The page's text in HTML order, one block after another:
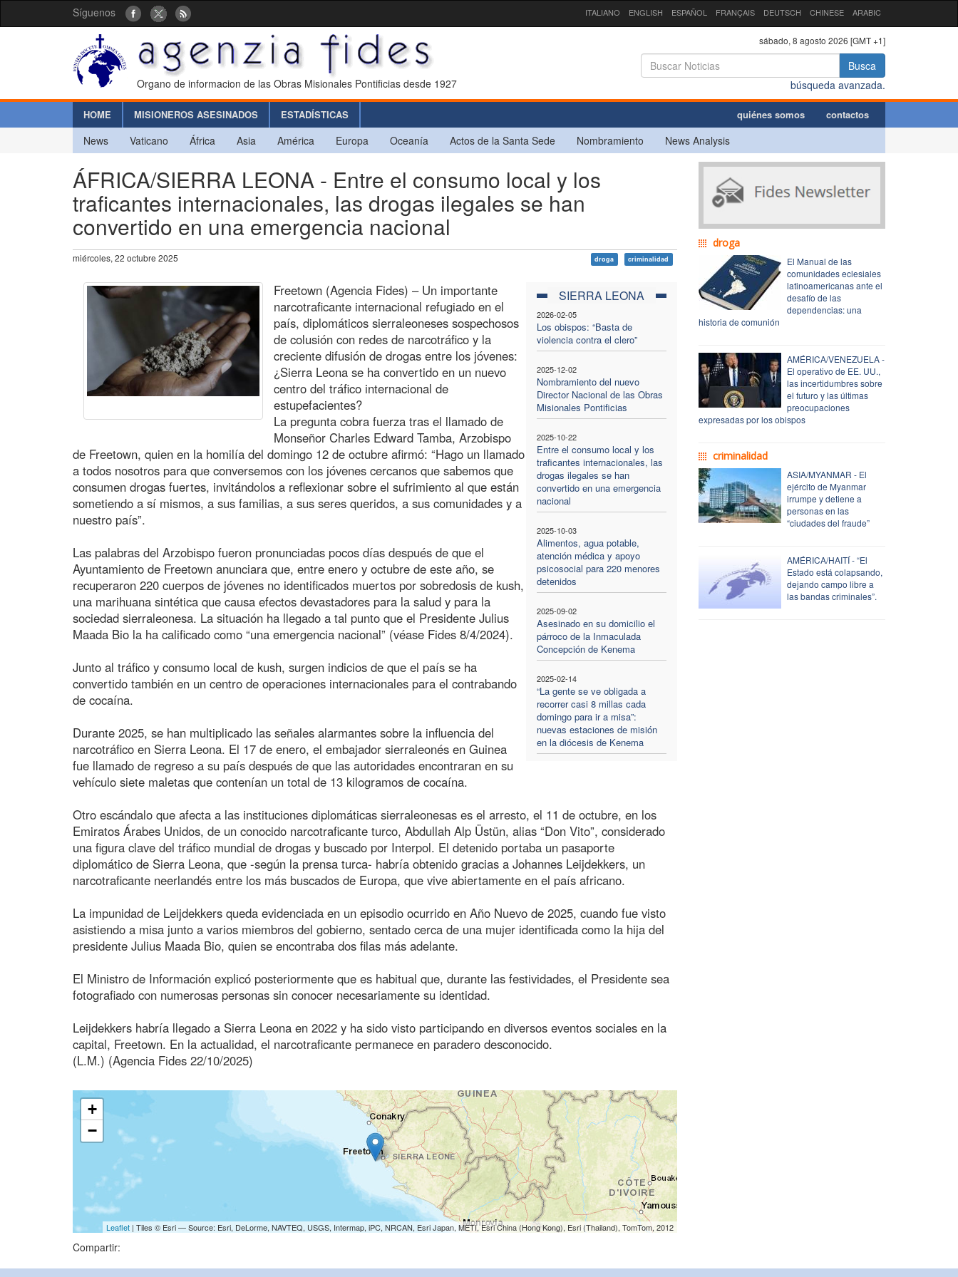
Síguenos ITALIANO ENGLISH ESPAÑOL FRANÇAIS DEUTSCH CHINESE ARABIC
Organo de informacion de las Obras Misionales Pontificias desde 1927
sábado, 8 agosto 2026 [GMT +1]
Busca
búsqueda avanzada.
HOME MISIONEROS ASESINADOS ESTADÍSTICAS quiénes somos contactos
News Vaticano África Asia América Europa Oceanía Actos de la Santa Sede Nombramiento News Analysis
ÁFRICA/SIERRA LEONA - Entre el consumo local y los
traficantes internacionales, las drogas ilegales se han
convertido en una emergencia nacional
miércoles, 22 octubre 2025 droga criminalidad
SIERRA LEONA
2026-02-05
Los obispos: “Basta de
violencia contra el clero”
2025-12-02
Nombramiento del nuevo
Director Nacional de las Obras
Misionales Pontificias
2025-10-22
Entre el consumo local y los
traficantes internacionales, las
drogas ilegales se han
convertido en una emergencia
nacional
2025-10-03
Alimentos, agua potable,
atención médica y apoyo
psicosocial para 220 menores
detenidos
2025-09-02
Asesinado en su domicilio el
párroco de la Inmaculada
Concepción de Kenema
2025-02-14
“La gente se ve obligada a
recorrer casi 8 millas cada
domingo para ir a misa”:
nuevas estaciones de misión
en la diócesis de Kenema
Freetown (Agencia Fides) – Un importante
narcotraficante internacional refugiado en el
país, diplomáticos sierraleoneses sospechosos
de colusión con redes de narcotráfico y la
creciente difusión de drogas entre los jóvenes:
¿Sierra Leona se ha convertido en un nuevo
centro del tráfico internacional de
estupefacientes?
La pregunta cobra fuerza tras el llamado de
Monseñor Charles Edward Tamba, Arzobispo
de Freetown, quien en la homilía del domingo 12 de octubre afirmó: “Hago un llamado
a todos nosotros para que conversemos con los jóvenes cercanos que sabemos que
consumen drogas fuertes, invitándolos a reflexionar sobre el sufrimiento al que están
sometiendo a sí mismos, a sus familias, a sus seres queridos, a sus comunidades y a
nuestro país”.
Las palabras del Arzobispo fueron pronunciadas pocos días después de que el
Ayuntamiento de Freetown anunciara que, entre enero y octubre de este año, se
recuperaron 220 cuerpos de jóvenes no identificados muertos por sobredosis de kush,
una marihuana sintética que causa efectos devastadores para la salud y para la
sociedad sierraleonesa. La situación ha llegado a tal punto que el Presidente Julius
Maada Bio la ha calificado como “una emergencia nacional” (véase Fides 8/4/2024).
Junto al tráfico y consumo local de kush, surgen indicios de que el país se ha
convertido también en un centro de operaciones internacionales para el contrabando
de cocaína.
Durante 2025, se han multiplicado las señales alarmantes sobre la influencia del
narcotráfico en Sierra Leona. El 17 de enero, el embajador sierraleonés en Guinea
fue llamado de regreso a su país después de que las autoridades encontraran en su
vehículo siete maletas que contenían un total de 13 kilogramos de cocaína.
Otro escándalo que afecta a las instituciones diplomáticas sierraleonesas es el arresto, el 11 de octubre, en los
Emiratos Árabes Unidos, de un conocido narcotraficante turco, Abdullah Alp Üstün, alias “Don Vito”, considerado
una figura clave del tráfico mundial de drogas y buscado por Interpol. El detenido portaba un pasaporte
diplomático de Sierra Leona, que -según la prensa turca- habría obtenido gracias a Johannes Leijdekkers, un
narcotraficante neerlandés entre los más buscados de Europa, que vive abiertamente en el país africano.
La impunidad de Leijdekkers queda evidenciada en un episodio ocurrido en Año Nuevo de 2025, cuando fue visto
asistiendo a misa junto a varios miembros del gobierno, sentado cerca de una mujer identificada como la hija del
presidente Julius Maada Bio, quien se encontraba dos filas más adelante.
El Ministro de Información explicó posteriormente que es habitual que, durante las festividades, el Presidente sea
fotografiado con numerosas personas sin conocer necesariamente su identidad.
Leijdekkers habría llegado a Sierra Leona en 2022 y ha sido visto participando en diversos eventos sociales en la
capital, Freetown. En la actualidad, el narcotraficante permanece en paradero desconocido.
(L.M.) (Agencia Fides 22/10/2025)
+
−
Leaflet| Tiles © Esri — Source: Esri, DeLorme, NAVTEQ, USGS, Intermap, iPC, NRCAN, Esri Japan, METI, Esri China (Hong Kong), Esri (Thailand), TomTom, 2012
Compartir:
droga
El Manual de las
comunidades eclesiales
latinoamericanas ante el
desafío de las
dependencias: una
historia de comunión
AMÉRICA/VENEZUELA -
El operativo de EE. UU.,
las incertidumbres sobre
el futuro y las últimas
preocupaciones
expresadas por los obispos
criminalidad
ASIA/MYANMAR - El
ejército de Myanmar
irrumpe y detiene a
personas en las
“ciudades del fraude”
AMÉRICA/HAITÍ - “El
Estado está colapsando,
dejando campo libre a
las bandas criminales”.